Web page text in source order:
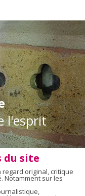
l'esprit
du site
regard original, critique
Notamment sur les